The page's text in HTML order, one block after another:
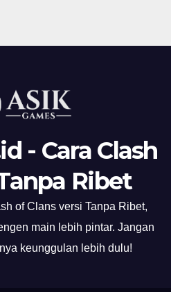
- Cara Clash
Ribet
of Clans versi Tanpa Ribet,
main lebih pintar. Jangan
keunggulan lebih dulu!